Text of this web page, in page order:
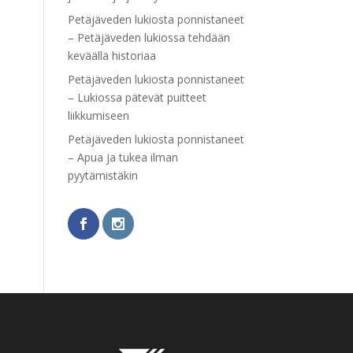
Petäjäveden lukiosta ponnistaneet
– Petäjäveden lukiossa tehdään
keväällä historiaa
Petäjäveden lukiosta ponnistaneet
– Lukiossa pätevät puitteet
liikkumiseen
Petäjäveden lukiosta ponnistaneet
– Apua ja tukea ilman
pyytämistäkin